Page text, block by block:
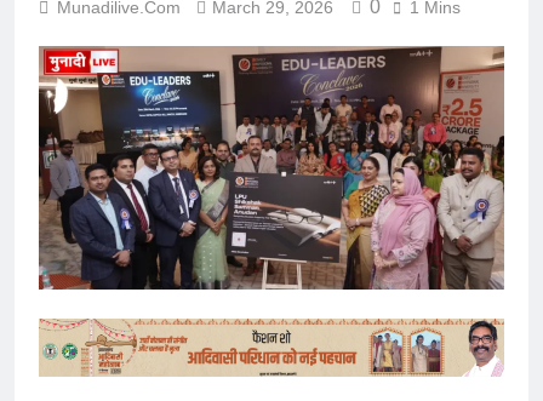
Munadilive.com March 29, 2026 0 1 Mins